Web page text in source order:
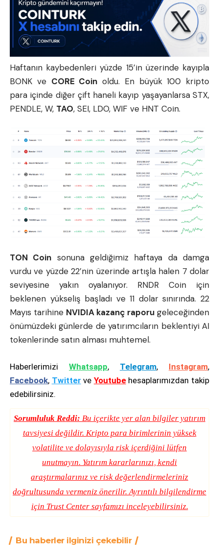
Haftanın kaybedenleri yüzde 15’in üzerinde kayıpla
BONK ve CORE Coin oldu. En büyük 100 kripto
para içinde diğer çift haneli kayıp yaşayanlarsa STX,
PENDLE, W, TAO, SEI, LDO, WIF ve HNT Coin.
TON Coin sonuna geldiğimiz haftaya da damga
vurdu ve yüzde 22’nin üzerinde artışla halen 7 dolar
seviyesine yakın oyalanıyor. RNDR Coin için
beklenen yükseliş başladı ve 11 dolar sınırında. 22
Mayıs tarihine NVIDIA kazanç raporu geleceğinden
önümüzdeki günlerde de yatırımcıların beklentiyi AI
tokenlerinde satın alması muhtemel.
Haberlerimizi Whatsapp, Telegram, Instagram,
Facebook, Twitter ve Youtubehesaplarımızdan takip
edebilirsiniz.
Sorumluluk Reddi: Bu içerikte yer alan bilgiler yatırım
tavsiyesi değildir. Kripto para birimlerinin yüksek
volatilite ve dolayısıyla risk içerdiğini lütfen
unutmayın. Yatırım kararlarınızı, kendi
araştırmalarınız ve risk değerlendirmeleriniz
doğrultusunda vermeniz önerilir. Ayrıntılı bilgilendirme
için Trust Centersayfamızı inceleyebilirsiniz.
Bu haberler ilginizi çekebilir